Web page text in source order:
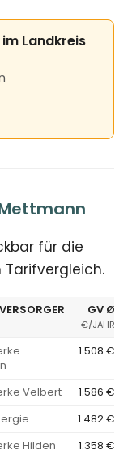
Landkreis
für die
GV Ø
€/JAHR
1.508 €
Velbert
1.586 €
1.482 €
Hilden
1.358 €